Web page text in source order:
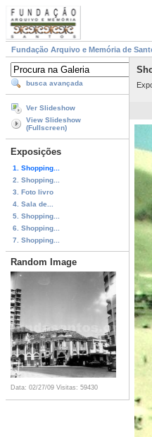
Fundação Arquivo e Memória de
busca avançada
Ver Slideshow
View Slideshow
(Fullscreen)
Exposições
1. Shopping...
2. Shopping...
3. Foto livro
4. Sala de...
5. Shopping...
6. Shopping...
7. Shopping...
Random Image
Data: 02/27/09 Visitas: 59430